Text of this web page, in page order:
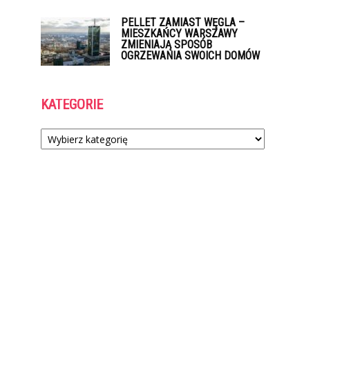
PELLET ZAMIAST WĘGLA –
MIESZKAŃCY WARSZAWY
ZMIENIAJĄ SPOSÓB
OGRZEWANIA SWOICH DOMÓW
KATEGORIE
Kategorie